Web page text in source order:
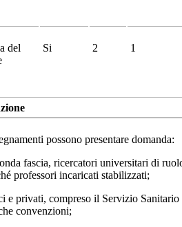
del
Si 2 1
possono presentare domanda:
fascia, ricercatori universitari di
professori incaricati stabilizzati;
e privati, compreso il Servizio
convenzioni;